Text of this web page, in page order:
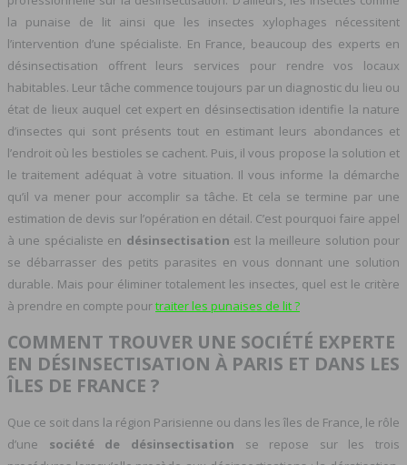
la punaise de lit ainsi que les insectes xylophages nécessitent
l’intervention d’une spécialiste. En France, beaucoup des experts en
désinsectisation offrent leurs services pour rendre vos locaux
habitables. Leur tâche commence toujours par un diagnostic du lieu ou
état de lieux auquel cet expert en désinsectisation identifie la nature
d’insectes qui sont présents tout en estimant leurs abondances et
l’endroit où les bestioles se cachent. Puis, il vous propose la solution et
le traitement adéquat à votre situation. Il vous informe la démarche
qu’il va mener pour accomplir sa tâche. Et cela se termine par une
estimation de devis sur l’opération en détail. C’est pourquoi faire appel
à une spécialiste en désinsectisation est la meilleure solution pour
se débarrasser des petits parasites en vous donnant une solution
durable. Mais pour éliminer totalement les insectes, quel est le critère
à prendre en compte pourtraiter les punaises de lit ?
COMMENT TROUVER UNE SOCIÉTÉ EXPERTE
EN DÉSINSECTISATION À PARIS ET DANS LES
ÎLES DE FRANCE ?
Que ce soit dans la région Parisienne ou dans les îles de France, le rôle
d’une société de désinsectisation se repose sur les trois